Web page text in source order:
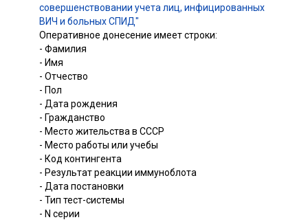
совершенствовании учета лиц, инфицированных
ВИЧ и больных СПИД"
Оперативное донесение имеет строки:
- Фамилия
- Имя
- Отчество
- Пол
- Дата рождения
- Гражданство
- Место жительства в СССР
- Место работы или учебы
- Код контингента
- Результат реакции иммуноблота
- Дата постановки
- Тип тест-системы
- N серии